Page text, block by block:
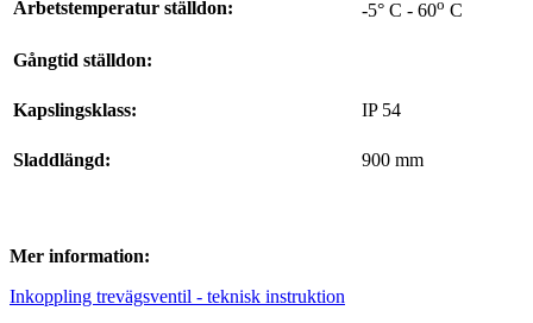
Arbetstemperatur ställdon: -5° C - 60o C
Gångtid ställdon:
Kapslingsklass: IP 54
Sladdlängd: 900 mm
Mer information:
Inkoppling trevägsventil - teknisk instruktion